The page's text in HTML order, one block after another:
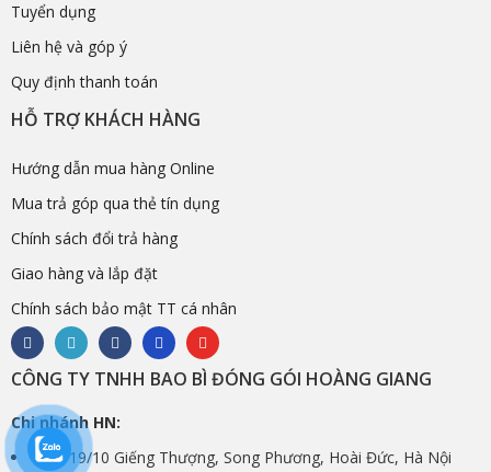
Tuyển dụng
Liên hệ và góp ý
Quy định thanh toán
HỖ TRỢ KHÁCH HÀNG
Hướng dẫn mua hàng Online
Mua trả góp qua thẻ tín dụng
Chính sách đổi trả hàng
Giao hàng và lắp đặt
Chính sách bảo mật TT cá nhân
CÔNG TY TNHH BAO BÌ ĐÓNG GÓI HOÀNG GIANG
Chi nhánh HN:
Số 3/19/10 Giếng Thượng, Song Phương, Hoài Đức, Hà Nội